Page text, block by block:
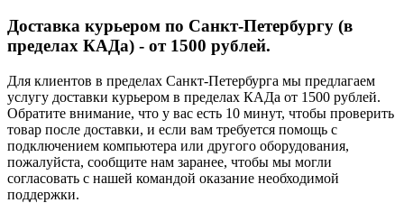
Доставка курьером по Санкт-Петербургу (в
пределах КАДа) - от 1500 рублей.
Для клиентов в пределах Санкт-Петербурга мы предлагаем
услугу доставки курьером в пределах КАДа от 1500 рублей.
Обратите внимание, что у вас есть 10 минут, чтобы проверить
товар после доставки, и если вам требуется помощь с
подключением компьютера или другого оборудования,
пожалуйста, сообщите нам заранее, чтобы мы могли
согласовать с нашей командой оказание необходимой
поддержки.